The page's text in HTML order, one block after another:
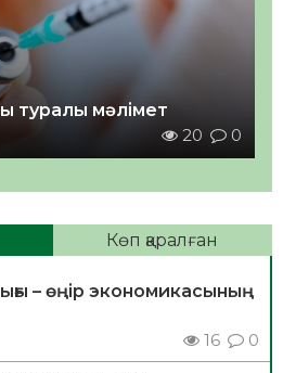
туралы мәлімет
20 0
Көп қаралған
– өңір экономикасының
16 0